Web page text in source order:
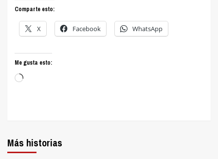
Comparte esto:
X Facebook WhatsApp
Me gusta esto:
Cargando...
Más historias